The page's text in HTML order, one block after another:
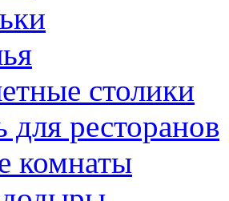
столики
для ресторанов
комнаты